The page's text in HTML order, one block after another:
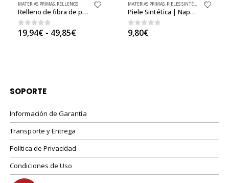
MATERIAS PRIMAS, PIELES SINTÉTICAS / NAPA / CUERO SINTÉTICO ,PIELES SINTÉTICAS BÁSICAS,TEJIDOS
Piele Sintética | Napa Taupe al Metro
0 out of 5
9,80€
MATERIAS PRIMAS, PIELES SINTÉTICAS / NAPA / CUERO SINTÉTICO
Piele Sintética | Napa Azul Oscuro al Metro
0 out of 5
9,80€
SOPORTE
Información de Garantía
Transporte y Entrega
Política de Privacidad
Condiciones de Uso